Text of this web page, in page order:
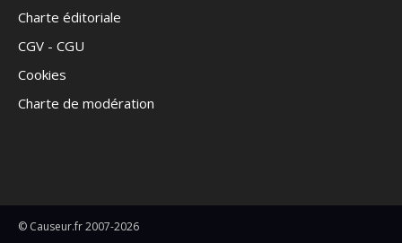
Charte éditoriale
CGV - CGU
Cookies
Charte de modération
© Causeur.fr 2007-2026